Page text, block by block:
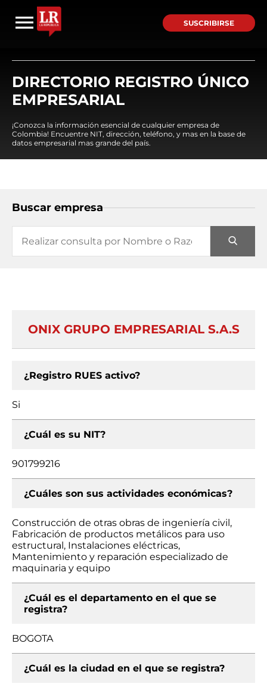
SUSCRIBIRSE
DIRECTORIO REGISTRO ÚNICO
EMPRESARIAL
¡Conozca la información esencial de cualquier empresa de
Colombia! Encuentre NIT, dirección, teléfono, y mas en la base de
datos empresarial mas grande del país.
Buscar empresa
ONIX GRUPO EMPRESARIAL S.A.S
¿Registro RUES activo?
Si
¿Cuál es su NIT?
901799216
¿Cuáles son sus actividades económicas?
Construcción de otras obras de ingeniería civil,
Fabricación de productos metálicos para uso
estructural, Instalaciones eléctricas,
Mantenimiento y reparación especializado de
maquinaria y equipo
¿Cuál es el departamento en el que se
registra?
BOGOTA
¿Cuál es la ciudad en el que se registra?